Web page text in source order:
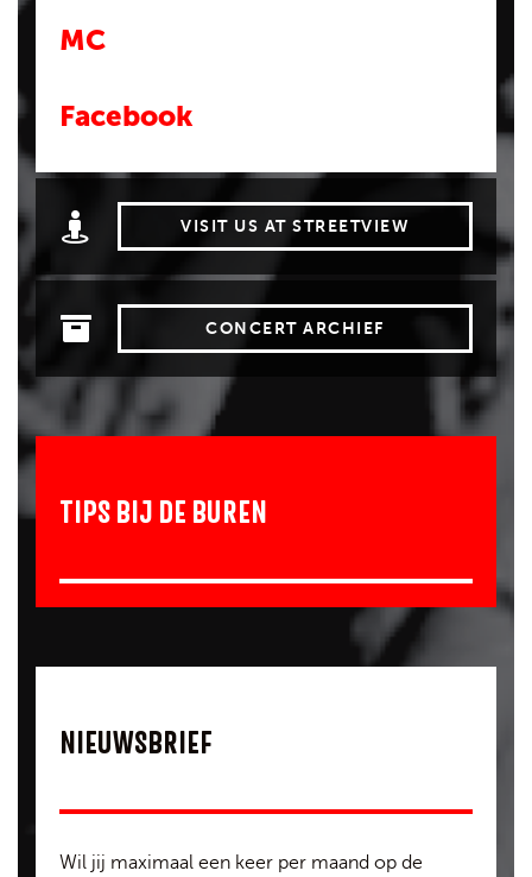
MC
Facebook
VISIT US AT STREETVIEW
CONCERT ARCHIEF
TIPS BIJ DE BUREN
NIEUWSBRIEF
Wil jij maximaal een keer per maand op de